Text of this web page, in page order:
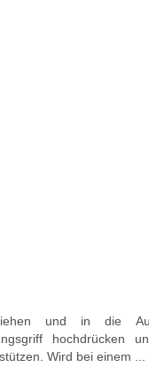
und in die
hochdrücken
Wird bei einem ...